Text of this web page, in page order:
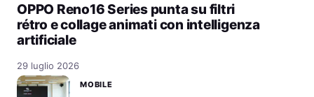
OPPO Reno16 Series punta su filtri
rétro e collage animati con intelligenza
artificiale
29 luglio 2026
MOBILE